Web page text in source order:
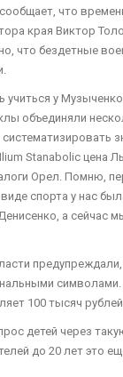
что
края Виктор
что бездетные
учиться у
объединяли
Stanabolic цена
Орел. Помню,
спорта у нас
а сейчас
100 тысяч рублей
детей через
до 20 лет это